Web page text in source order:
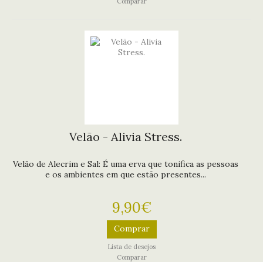
Velão - Alivia Stress.
Velão de Alecrim e Sal: É uma erva que tonifica as pessoas
e os ambientes em que estão presentes...
9,90€
Comprar
Lista de desejos
Comparar